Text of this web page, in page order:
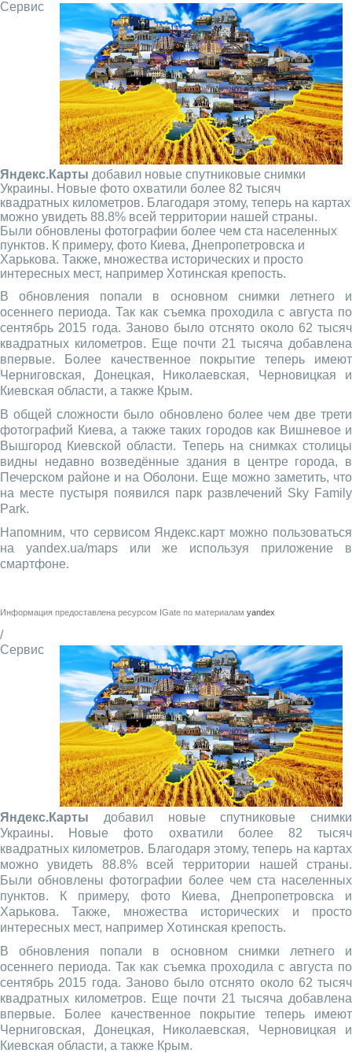
Сервис
Яндекс.Карты добавил новые спутниковые снимки
Украины. Новые фото охватили более 82 тысяч
квадратных километров. Благодаря этому, теперь на картах
можно увидеть 88.8% всей территории нашей страны.
Были обновлены фотографии более чем ста населенных
пунктов. К примеру, фото Киева, Днепропетровска и
Харькова. Также, множества исторических и просто
интересных мест, например Хотинская крепость.
В обновления попали в основном снимки летнего и
осеннего периода. Так как съемка проходила с августа по
сентябрь 2015 года. Заново было отснято около 62 тысяч
квадратных километров. Еще почти 21 тысяча добавлена
впервые. Более качественное покрытие теперь имеют
Черниговская, Донецкая, Николаевская, Черновицкая и
Киевская области, а также Крым.
В общей сложности было обновлено более чем две трети
фотографий Киева, а также таких городов как Вишневое и
Вышгород Киевской области. Теперь на снимках столицы
видны недавно возведённые здания в центре города, в
Печерском районе и на Оболони. Еще можно заметить, что
на месте пустыря появился парк развлечений Sky Family
Park.
Напомним, что сервисом Яндекс.карт можно пользоваться
на yandex.ua/maps или же используя приложение в
смартфоне.
Информация предоставлена ресурсом IGate по материалам yandex
/
Сервис
Яндекс.Карты добавил новые спутниковые снимки
Украины. Новые фото охватили более 82 тысяч
квадратных километров. Благодаря этому, теперь на картах
можно увидеть 88.8% всей территории нашей страны.
Были обновлены фотографии более чем ста населенных
пунктов. К примеру, фото Киева, Днепропетровска и
Харькова. Также, множества исторических и просто
интересных мест, например Хотинская крепость.
В обновления попали в основном снимки летнего и
осеннего периода. Так как съемка проходила с августа по
сентябрь 2015 года. Заново было отснято около 62 тысяч
квадратных километров. Еще почти 21 тысяча добавлена
впервые. Более качественное покрытие теперь имеют
Черниговская, Донецкая, Николаевская, Черновицкая и
Киевская области, а также Крым.